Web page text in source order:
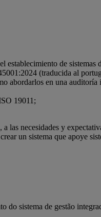
establecimiento de sistemas
(traducida al
abordarlos en una auditoría
19011;
necesidades y
un sistema que apoye
do sistema de gestão